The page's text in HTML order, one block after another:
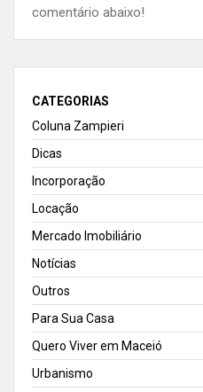
comentário abaixo!
CATEGORIAS
Coluna Zampieri
Dicas
Incorporação
Locação
Mercado Imobiliário
Notícias
Outros
Para Sua Casa
Quero Viver em Maceió
Urbanismo